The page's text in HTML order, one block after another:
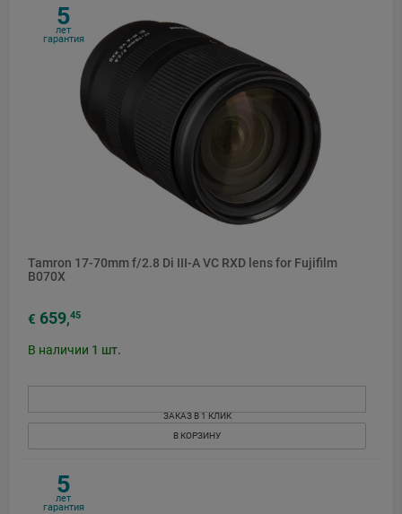
5
лет
гарантия
Tamron 17-70mm f/2.8 Di III-A VC RXD lens for Fujifilm
B070X
€ 659,45
В наличии 1 шт.
ЗАКАЗ В 1 КЛИК
В КОРЗИНУ
5
лет
гарантия